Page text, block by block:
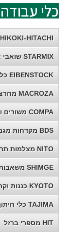
כלי עבודה
HIKOKI-HITACHI כלי עבודה וגינון
STARMIX שואבי אבק תעשייתיים רוטטים
EIBENSTOCK כלי עבודה ייעודיים לענף הבניה
MACROZA מחרצות איטונג
COMPA משורים ומכונות מקצועיות לעיבוד עץ
BDS מקדחות מגנטיות
NITO מצלמות תרמיות, כלי מדידה ודיוק
SHIMGE משאבות
KYOTO כננות וקרוניות הרמה ומתיחה
TAJIMA כלי חיתוך ומדידה
HIT מספרי ברזל